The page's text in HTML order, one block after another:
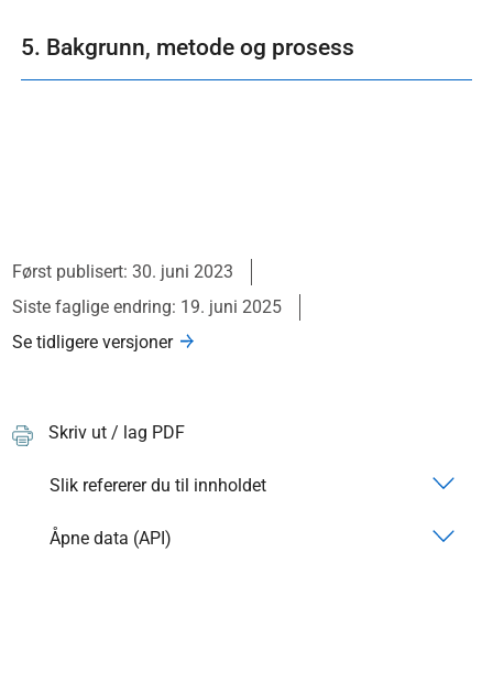
5. Bakgrunn, metode og prosess
Først publisert: 30. juni 2023
Siste faglige endring: 19. juni 2025
Se tidligere versjoner
Skriv ut / lag PDF
Slik refererer du til innholdet
Åpne data (API)